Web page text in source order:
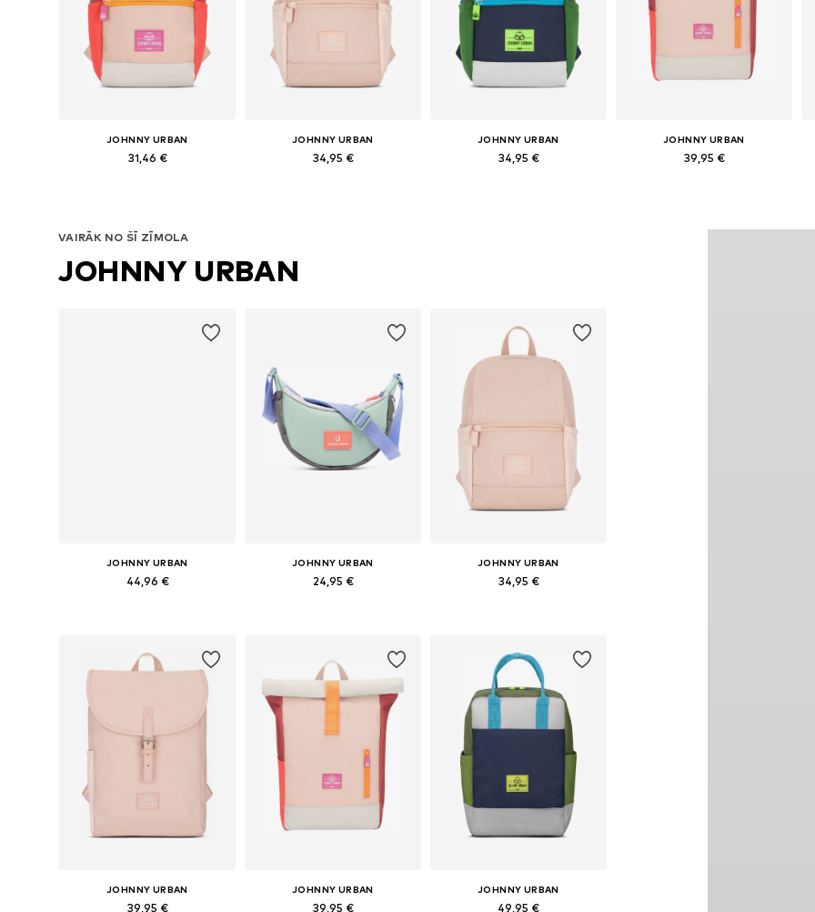
JOHNNY URBAN
31,46 €
JOHNNY URBAN
34,95 €
JOHNNY URBAN
34,95 €
JOHNNY URBAN
39,95 €
VAIRĀK NO ŠĪ ZĪMOLA
JOHNNY URBAN
JOHNNY URBAN
44,96 €
JOHNNY URBAN
24,95 €
JOHNNY URBAN
34,95 €
JOHNNY URBAN
39,95 €
JOHNNY URBAN
39,95 €
JOHNNY URBAN
49,95 €